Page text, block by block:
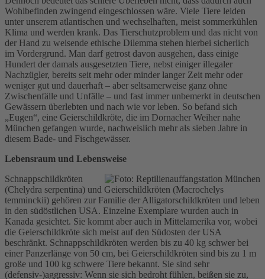
Wohlbefinden zwingend eingeschlossen wäre. Viele Tiere leiden
unter unserem atlantischen und wechselhaften, meist sommerkühlen
Klima und werden krank. Das Tierschutzproblem und das nicht von
der Hand zu weisende ethische Dilemma stehen hierbei sicherlich
im Vordergrund. Man darf getrost davon ausgehen, dass einige
Hundert der damals ausgesetzten Tiere, nebst einiger illegaler
Nachzügler, bereits seit mehr oder minder langer Zeit mehr oder
weniger gut und dauerhaft – aber seltsamerweise ganz ohne
Zwischenfälle und Unfälle – und fast immer unbemerkt in deutschen
Gewässern überlebten und nach wie vor leben. So befand sich
„Eugen“, eine Geierschildkröte, die im Dornacher Weiher nahe
München gefangen wurde, nachweislich mehr als sieben Jahre in
diesem Bade- und Fischgewässer.
Lebensraum und Lebensweise
Schnappschildkröten
(Chelydra serpentina) und Geierschildkröten (Macrochelys
temminckii) gehören zur Familie der Alligatorschildkröten und leben
in den südöstlichen USA. Einzelne Exemplare wurden auch in
Kanada gesichtet. Sie kommt aber auch in Mittelamerika vor, wobei
die Geierschildkröte sich meist auf den Südosten der USA
beschränkt. Schnappschildkröten werden bis zu 40 kg schwer bei
einer Panzerlänge von 50 cm, bei Geierschildkröten sind bis zu 1 m
große und 100 kg schwere Tiere bekannt. Sie sind sehr
(defensiv-)aggressiv: Wenn sie sich bedroht fühlen, beißen sie zu,